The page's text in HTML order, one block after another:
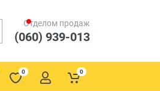
Отделом продаж
(060) 939-013
0 0